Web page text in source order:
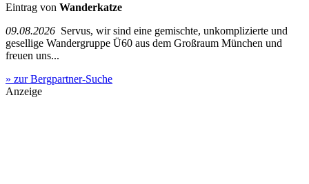
Eintrag von Wanderkatze
09.08.2026 Servus, wir sind eine gemischte, unkomplizierte und
gesellige Wandergruppe Ü60 aus dem Großraum München und
freuen uns...
» zur Bergpartner-Suche
Anzeige